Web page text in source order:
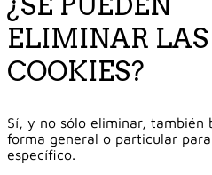
ELIMINAR LAS
COOKIES?
Sí, y no sólo eliminar, también
forma general o particular
específico.